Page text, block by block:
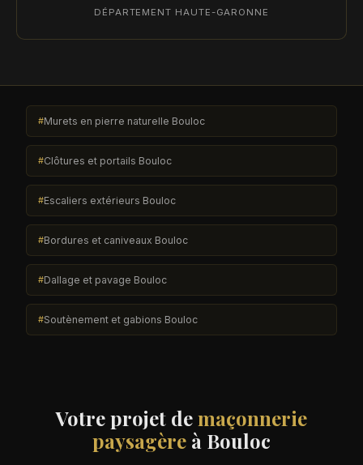
DÉPARTEMENT HAUTE-GARONNE
Murets en pierre naturelle Bouloc
Clôtures et portails Bouloc
Escaliers extérieurs Bouloc
Bordures et caniveaux Bouloc
Dallage et pavage Bouloc
Soutènement et gabions Bouloc
Votre projet demaçonnerie
paysagère à Bouloc